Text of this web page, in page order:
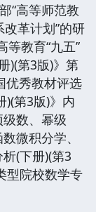
“高等师范教
革计划”的研
等教育“九五”
)(第3版)》第
优秀教材评选
)(第3版)》内
数、幂级
微积分学、
(下册)(第3
型院校数学专